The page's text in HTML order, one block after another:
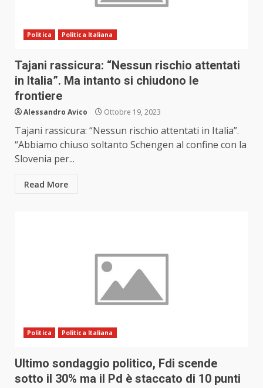
Politica Politica Italiana
Tajani rassicura: “Nessun rischio attentati
in Italia”. Ma intanto si chiudono le
frontiere
Alessandro Avico Ottobre 19, 2023
Tajani rassicura: “Nessun rischio attentati in Italia”.
“Abbiamo chiuso soltanto Schengen al confine con la
Slovenia per...
Read More
Politica Politica Italiana
Ultimo sondaggio politico, Fdi scende
sotto il 30% ma il Pd è staccato di 10 punti